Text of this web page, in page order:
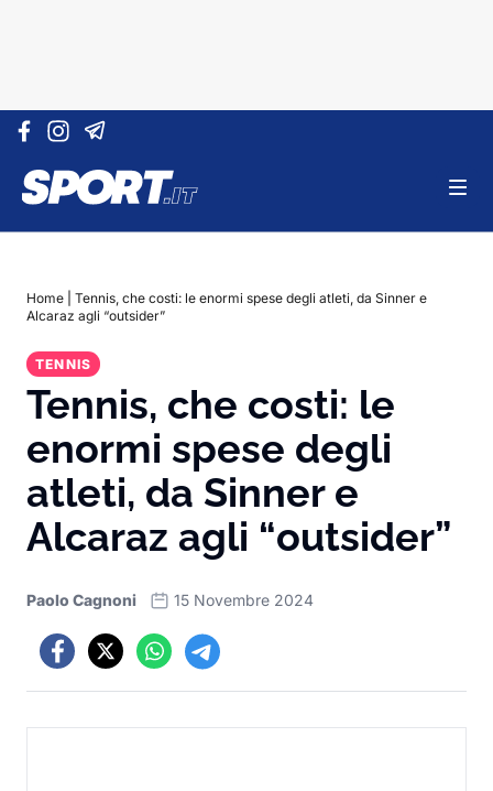
Vai al contenuto
Home
Tennis, che costi: le enormi spese degli atleti, da Sinner e
Alcaraz agli “outsider”
TENNIS
Tennis, che costi: le
enormi spese degli
atleti, da Sinner e
Alcaraz agli “outsider”
Paolo Cagnoni 15 Novembre 2024